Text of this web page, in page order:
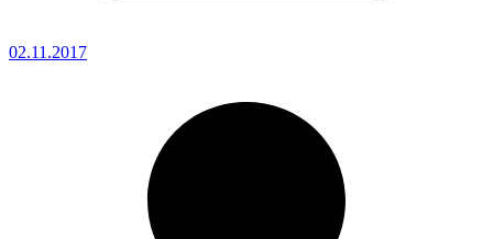
02.11.2017